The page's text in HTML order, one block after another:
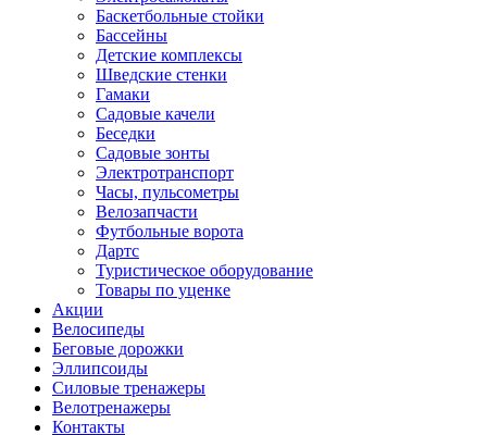
Баскетбольные стойки
Бассейны
Детские комплексы
Шведские стенки
Гамаки
Садовые качели
Беседки
Садовые зонты
Электротранспорт
Часы, пульсометры
Велозапчасти
Футбольные ворота
Дартс
Туристическое оборудование
Товары по уценке
Акции
Велосипеды
Беговые дорожки
Эллипсоиды
Силовые тренажеры
Велотренажеры
Контакты